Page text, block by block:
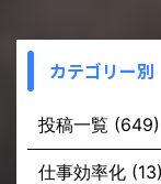
カテゴリー別
投稿一覧 (649)
仕事効率化 (13)